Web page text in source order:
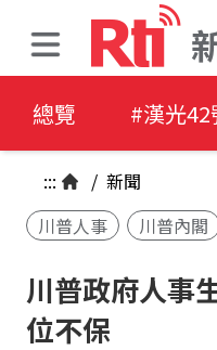
總覽 #漢光42
::: / 新聞
川普人事
川普內閣
川普政府人事
位不保